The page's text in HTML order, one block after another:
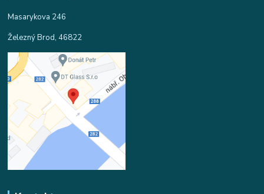
Masarykova 246
Železný Brod, 46822